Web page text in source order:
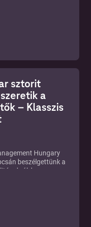
Péter egy
e végre a GDP,
valójában védett
Herman
vezető
sztorit
a
– Klasszis
Hungary
beszélgettünk a
hogy az